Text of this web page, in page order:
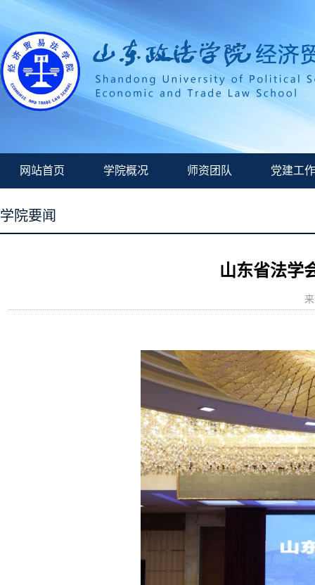
网站首页 学院概况 师资团队 党建工作
学院要闻
山东省法学